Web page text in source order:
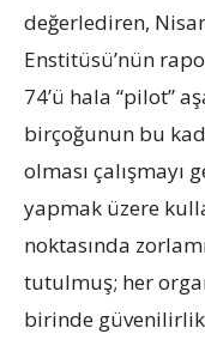
değerlediren,
Enstitüsü’nün
74’ü hala “pilot”
birçoğunun bu
olması çalışmayı
yapmak üzere
noktasında
tutulmuş; her
birinde